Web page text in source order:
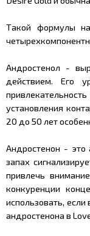
Такой формулы
Андростенол -
действием. Его
установления
20 до 50 лет
Андростенон -
запах
привлечь
конкуренции
использовать,
андростенона в